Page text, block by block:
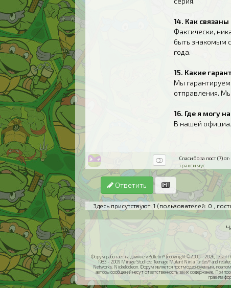
14. Как
Фактически,
быть знакомым
года.
15. Какие
Мы
отправления.
16. Где я могу
В нашей
Спасибо за пост (7) от:
траксимус
Ответить
Здесь присутствуют: 1 (пользователей: 0 ,
Форум работает на движке vBulletin® (copyright ©2000 - 2026, Jelsoft
1983 - 2009 Mirage Studios: Teenage Mutant Ninja Turtles® and
Networks, Nickelodeon. Форум является постмодерируемым,
авторы сообщений несут ответственность за их содержание. При
правила